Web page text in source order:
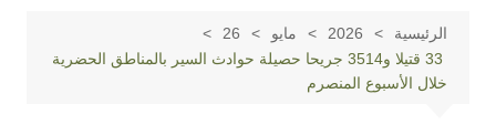
الرئيسية 2026 مايو
26
33 قتيلا و3514 جريحا حصيلة حوادث السير بالمناطق الحضرية
خلال الأسبوع المنصرم